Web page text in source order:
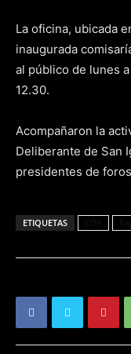
La oficina, ubicada
inaugurada
al público de lunes
12.30.
Acompañaron la
Deliberante de San
presidentes de
ETIQUETAS